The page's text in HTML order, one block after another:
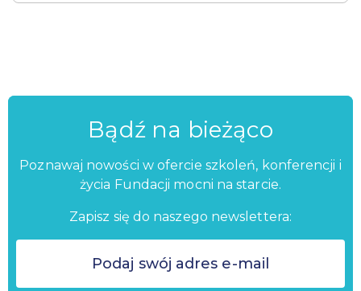
Bądź na bieżąco
Poznawaj nowości w ofercie szkoleń, konferencji i
życia Fundacji mocni na starcie.
Zapisz się do naszego newslettera: